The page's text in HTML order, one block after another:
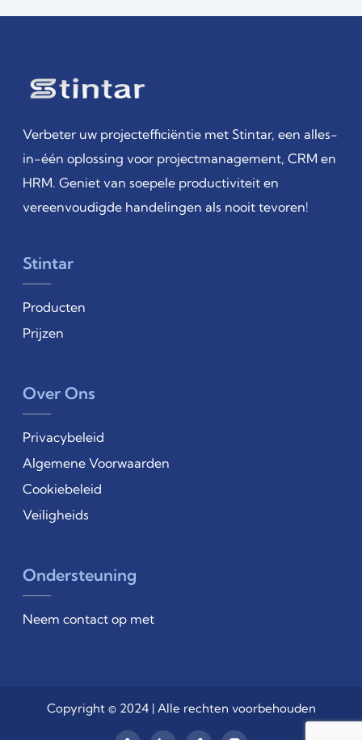
Verbeter uw projectefficiëntie met Stintar, een alles-
in-één oplossing voor projectmanagement, CRM en
HRM. Geniet van soepele productiviteit en
vereenvoudigde handelingen als nooit tevoren!
Stintar
Producten
Prijzen
Over Ons
Privacybeleid
Algemene Voorwaarden
Cookiebeleid
Veiligheids
Ondersteuning
Neem contact op met
Copyright © 2024 | Alle rechten voorbehouden